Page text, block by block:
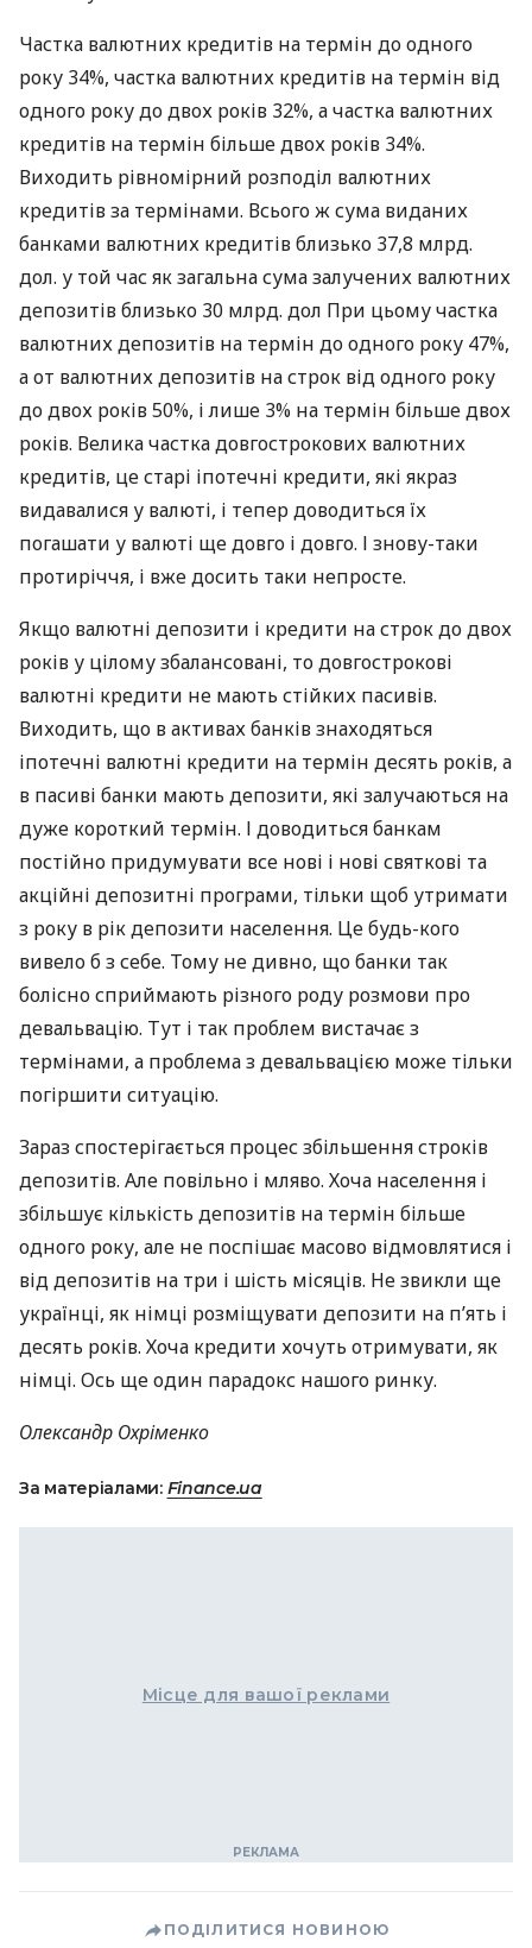
Частка валютних кредитів на термін до одного
року 34%, частка валютних кредитів на термін від
одного року до двох років 32%, а частка валютних
кредитів на термін більше двох років 34%.
Виходить рівномірний розподіл валютних
кредитів за термінами. Всього ж сума виданих
банками валютних кредитів близько 37,8 млрд.
дол. у той час як загальна сума залучених валютних
депозитів близько 30 млрд. дол При цьому частка
валютних депозитів на термін до одного року 47%,
а от валютних депозитів на строк від одного року
до двох років 50%, і лише 3% на термін більше двох
років. Велика частка довгострокових валютних
кредитів, це старі іпотечні кредити, які якраз
видавалися у валюті, і тепер доводиться їх
погашати у валюті ще довго і довго. І знову-таки
протиріччя, і вже досить таки непросте.
Якщо валютні депозити і кредити на строк до двох
років у цілому збалансовані, то довгострокові
валютні кредити не мають стійких пасивів.
Виходить, що в активах банків знаходяться
іпотечні валютні кредити на термін десять років, а
в пасиві банки мають депозити, які залучаються на
дуже короткий термін. І доводиться банкам
постійно придумувати все нові і нові святкові та
акційні депозитні програми, тільки щоб утримати
з року в рік депозити населення. Це будь-кого
вивело б з себе. Тому не дивно, що банки так
болісно сприймають різного роду розмови про
девальвацію. Тут і так проблем вистачає з
термінами, а проблема з девальвацією може тільки
погіршити ситуацію.
Зараз спостерігається процес збільшення строків
депозитів. Але повільно і мляво. Хоча населення і
збільшує кількість депозитів на термін більше
одного року, але не поспішає масово відмовлятися і
від депозитів на три і шість місяців. Не звикли ще
українці, як німці розміщувати депозити на п’ять і
десять років. Хоча кредити хочуть отримувати, як
німці. Ось ще один парадокс нашого ринку.
Олександр Охріменко
За матеріалами: Finance.ua
Місце для вашої реклами
ПОДІЛИТИСЯ НОВИНОЮ